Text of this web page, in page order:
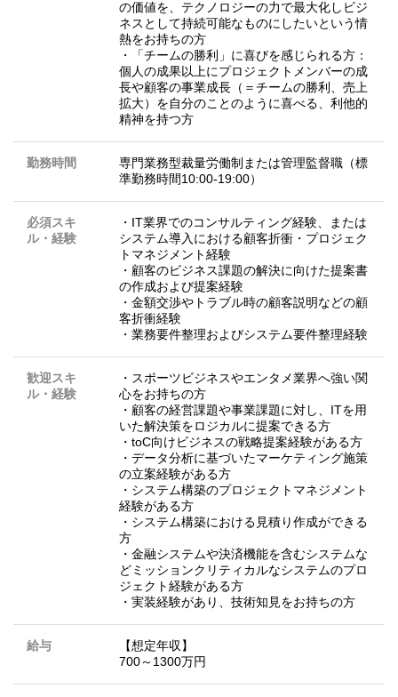
の価値を、テクノロジーの力で最大化しビジ
ネスとして持続可能なものにしたいという情
熱をお持ちの方
・「チームの勝利」に喜びを感じられる方：
個人の成果以上にプロジェクトメンバーの成
長や顧客の事業成長（＝チームの勝利、売上
拡大）を自分のことのように喜べる、利他的
精神を持つ方
勤務時間
専門業務型裁量労働制または管理監督職（標
準勤務時間10:00-19:00）
必須スキ
ル・経験
・IT業界でのコンサルティング経験、または
システム導入における顧客折衝・プロジェク
トマネジメント経験
・顧客のビジネス課題の解決に向けた提案書
の作成および提案経験
・金額交渉やトラブル時の顧客説明などの顧
客折衝経験
・業務要件整理およびシステム要件整理経験
歓迎スキ
ル・経験
・スポーツビジネスやエンタメ業界へ強い関
心をお持ちの方
・顧客の経営課題や事業課題に対し、ITを用
いた解決策をロジカルに提案できる方
・toC向けビジネスの戦略提案経験がある方
・データ分析に基づいたマーケティング施策
の立案経験がある方
・システム構築のプロジェクトマネジメント
経験がある方
・システム構築における見積り作成ができる
方
・金融システムや決済機能を含むシステムな
どミッションクリティカルなシステムのプロ
ジェクト経験がある方
・実装経験があり、技術知見をお持ちの方
給与
【想定年収】
700～1300万円